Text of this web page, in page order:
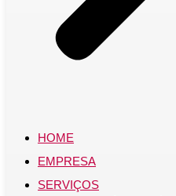
HOME
EMPRESA
SERVIÇOS